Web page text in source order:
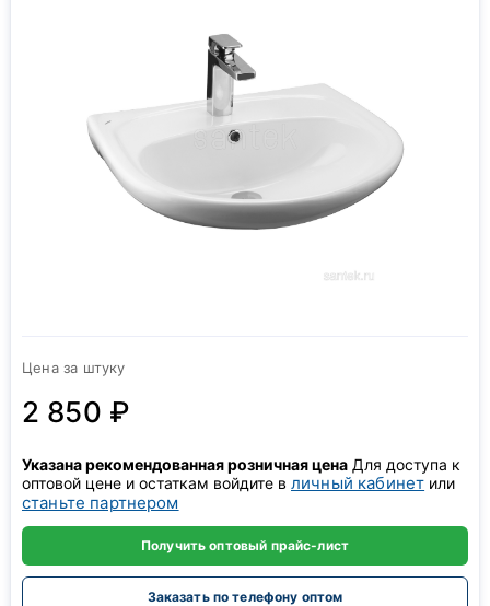
Цена за штуку
2 850 ₽
Указана рекомендованная розничная цена Для доступа к
оптовой цене и остаткам войдите в личный кабинет или
станьте партнером
Получить оптовый прайс-лист
Заказать по телефону оптом